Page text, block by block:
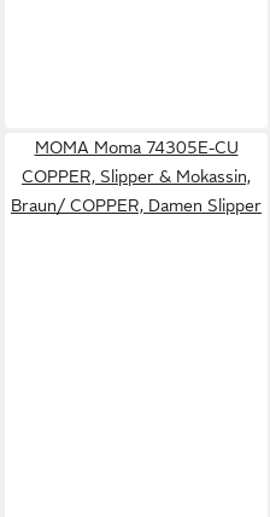
MOMA Moma 74305E-CU
COPPER, Slipper & Mokassin,
Braun/ COPPER, Damen Slipper